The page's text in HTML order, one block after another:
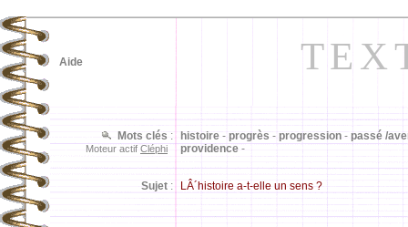
histoire - progrès - progression - passé /
providence -
Mots clés :
Moteur actif Cléphi
Sujet : LÂ´histoire a-t-elle un sens ?
Aide